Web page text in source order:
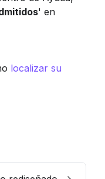
' en
localizar su